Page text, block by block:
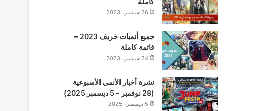
26 سبتمبر، 2023
جميع أنميات خريف 2023 –
قائمة كاملة
24 سبتمبر، 2023
نشرة أخبار الأنمي الأسبوعية
(28 نوفمبر – 5 ديسمبر 2025)
5 ديسمبر، 2025